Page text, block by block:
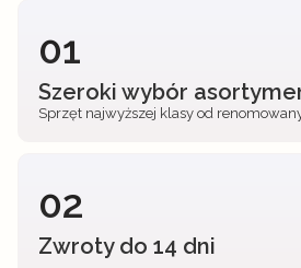
01
Szeroki wybór
Sprzęt najwyższej klasy od
02
Zwroty do 14 dni